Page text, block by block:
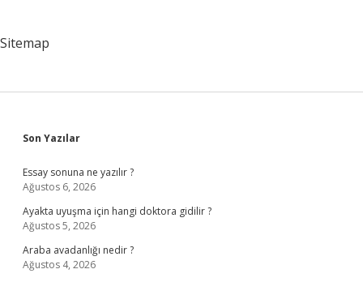
Sitemap
Sidebar
Son Yazılar
Essay sonuna ne yazılır ?
Ağustos 6, 2026
Ayakta uyuşma için hangi doktora gidilir ?
Ağustos 5, 2026
Araba avadanlığı nedir ?
Ağustos 4, 2026